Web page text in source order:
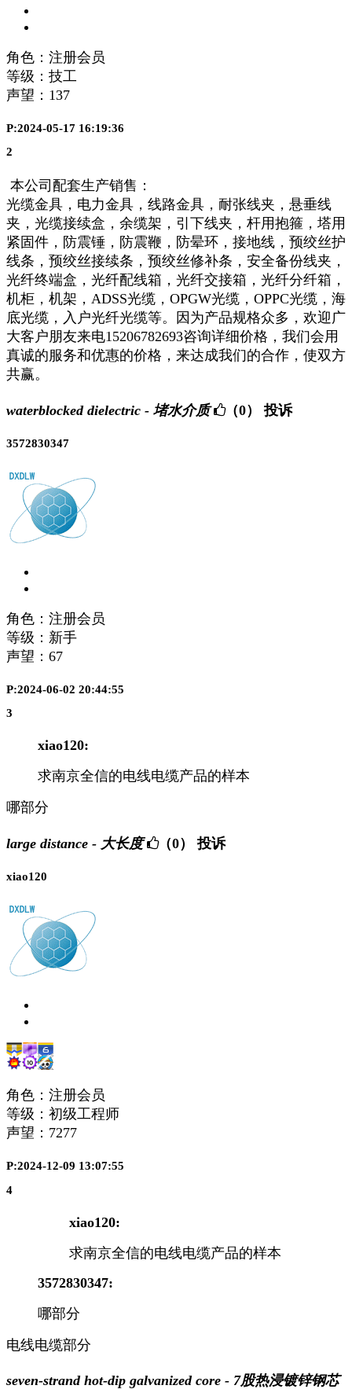
角色：注册会员
等级：技工
声望： 137
P:2024-05-17 16:19:36
2
本公司配套生产销售：
光缆金具，电力金具，线路金具，耐张线夹，悬垂线
夹，光缆接续盒，余缆架，引下线夹，杆用抱箍，塔用
紧固件，防震锤，防震鞭，防晕环，接地线，预绞丝护
线条，预绞丝接续条，预绞丝修补条，安全备份线夹，
光纤终端盒，光纤配线箱，光纤交接箱，光纤分纤箱，
机柜，机架，ADSS光缆，OPGW光缆，OPPC光缆，海
底光缆，入户光纤光缆等。因为产品规格众多，欢迎广
大客户朋友来电15206782693咨询详细价格，我们会用
真诚的服务和优惠的价格，来达成我们的合作，使双方
共赢。
waterblocked dielectric - 堵水介质 （0） 投诉
3572830347
角色：注册会员
等级：新手
声望： 67
P:2024-06-02 20:44:55
3
xiao120:
求南京全信的电线电缆产品的样本
哪部分
large distance - 大长度 （0） 投诉
xiao120
角色：注册会员
等级：初级工程师
声望： 7277
P:2024-12-09 13:07:55
4
xiao120:
求南京全信的电线电缆产品的样本
3572830347:
哪部分
电线电缆部分
seven-strand hot-dip galvanized core - 7股热浸镀锌钢芯